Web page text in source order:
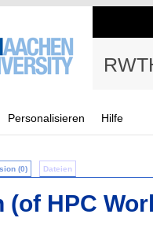
Personalisieren Hilfe
(0) Dateien
(of HPC